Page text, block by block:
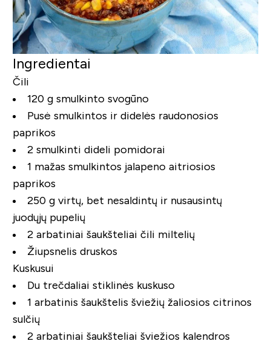
Ingredientai
Čili
120 g smulkinto svogūno
Pusė smulkintos ir didelės raudonosios
paprikos
2 smulkinti dideli pomidorai
1 mažas smulkintos jalapeno aitriosios
paprikos
250 g virtų, bet nesaldintų ir nusausintų
juodųjų pupelių
2 arbatiniai šaukšteliai čili miltelių
Žiupsnelis druskos
Kuskusui
Du trečdaliai stiklinės kuskuso
1 arbatinis šaukštelis šviežių žaliosios citrinos
sulčių
2 arbatiniai šaukšteliai šviežios kalendros